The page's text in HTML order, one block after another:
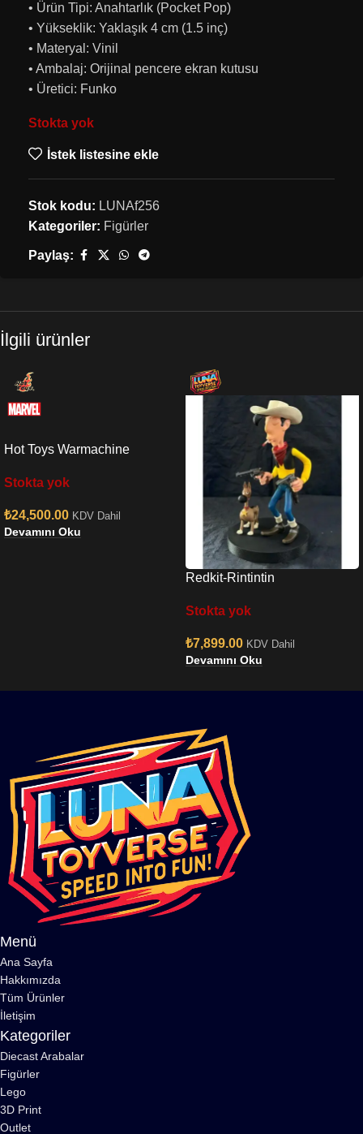
• Ürün Tipi: Anahtarlık (Pocket Pop)
• Yükseklik: Yaklaşık 4 cm (1.5 inç)
• Materyal: Vinil
• Ambalaj: Orijinal pencere ekran kutusu
• Üretici: Funko
Stokta yok
İstek listesine ekle
Stok kodu: LUNAf256
Kategoriler: Figürler
Paylaş:
İlgili ürünler
Hot Toys Warmachine
Stokta yok
₺24,500.00 KDV Dahil
Devamını Oku
Redkit-Rintintin
Stokta yok
₺7,899.00 KDV Dahil
Devamını Oku
Menü
Ana Sayfa
Hakkımızda
Tüm Ürünler
İletişim
Kategoriler
Diecast Arabalar
Figürler
Lego
3D Print
Outlet